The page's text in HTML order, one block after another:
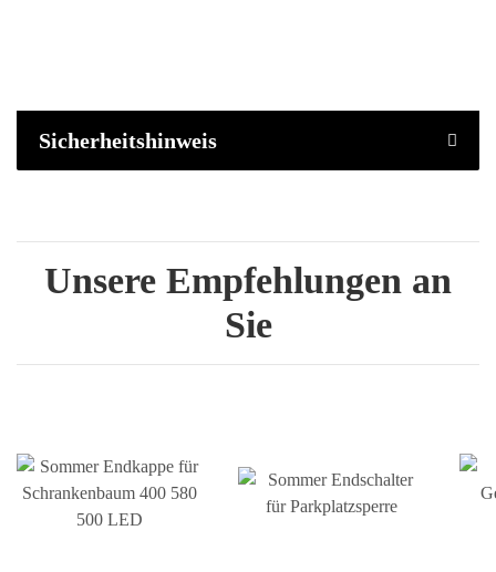
Sicherheitshinweis
Unsere Empfehlungen an
Sie